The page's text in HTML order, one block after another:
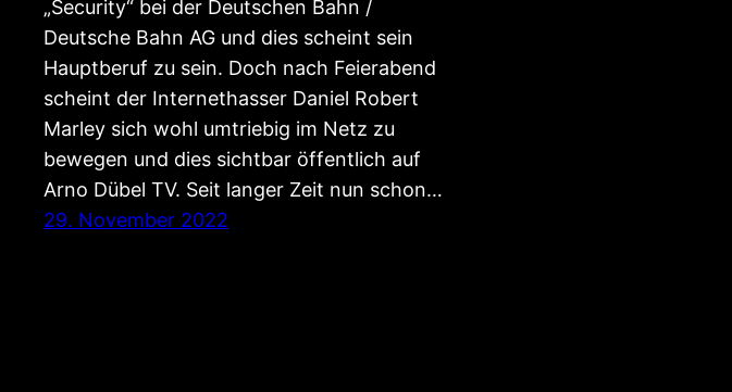
„Security“ bei der Deutschen Bahn /
Deutsche Bahn AG und dies scheint sein
Hauptberuf zu sein. Doch nach Feierabend
scheint der Internethasser Daniel Robert
Marley sich wohl umtriebig im Netz zu
bewegen und dies sichtbar öffentlich auf
Arno Dübel TV. Seit langer Zeit nun schon…
29. November 2022